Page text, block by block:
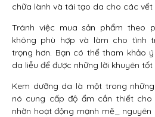
chữa lành và tái tạo da cho các vết
Tránh việc mua sản phẩm theo
không phù hợp và làm cho tình
trọng hơn. Bạn có thể tham khảo
da liễu để được những lời khuyên
Kem dưỡng da là một trong
nó cung cấp độ ẩm cần thiết
nhờn hoạt động mạnh mẽ_